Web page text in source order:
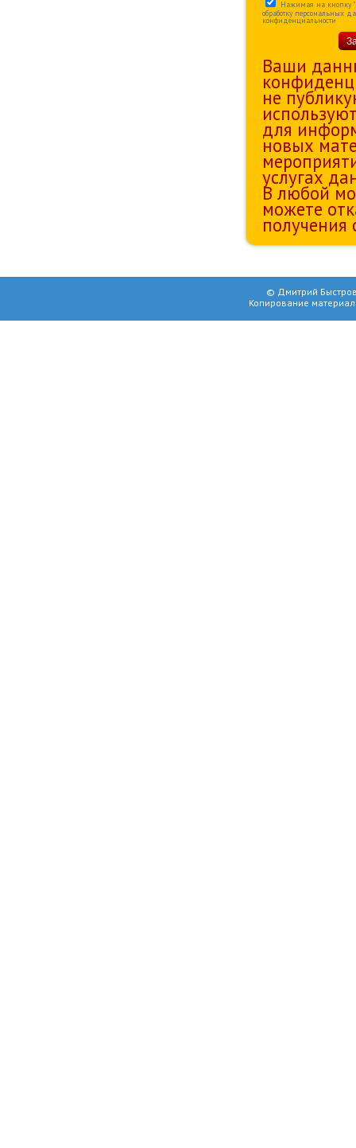
Нажимая на кнопку
обработку персональных
конфиденциальности
Ваши
не
для
новых
услугах
В любой
можете
получения
© Дмитрий
Копирование